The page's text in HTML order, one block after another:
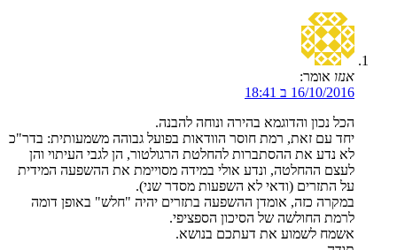
אנזו אומר:
16/10/2016 ב 18:41
הכל נכון והדוגמא בהירה ונוחה להבנה.
יחד עם זאת, רמת חוסר הוודאות בפועל גבוהה משמעותית: בדר"כ
לא נדע את ההסתברות להחלטת הרגולטור, הן לגבי העיתוי והן
לעצם ההחלטה, ונדע אולי במידה מסויימת את ההשפעה המידית
על התזרים (ודאי לא השפעות מסדר שני).
במקרה כזה, אומדן ההשפעה בתזרים יהיה "חלש" באופן דומה
לרמת החולשה של הסיכון הספציפי.
אשמח לשמוע את דעתכם בנושא.